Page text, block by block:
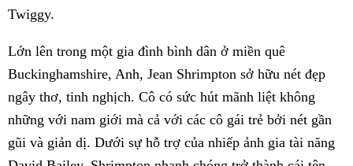
Twiggy.
Lớn lên trong một gia đình bình dân ở miền quê
Buckinghamshire, Anh, Jean Shrimpton sở hữu nét đẹp
ngây thơ, tinh nghịch. Cô có sức hút mãnh liệt không
những với nam giới mà cả với các cô gái trẻ bởi nét gần
gũi và giản dị. Dưới sự hỗ trợ của nhiếp ảnh gia tài năng